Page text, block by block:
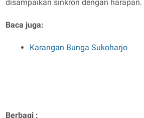
disampaikan sinkron dengan harapan.
Baca juga:
Karangan Bunga Sukoharjo
Berbagi :